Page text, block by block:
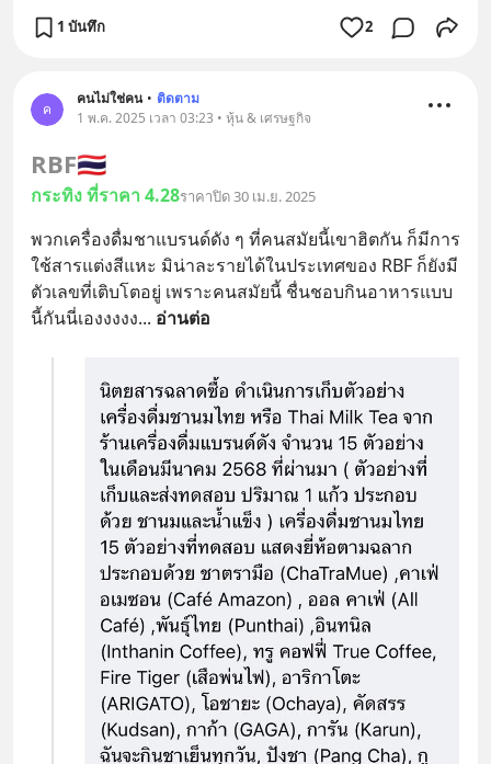
1 บันทึก 2
ค
คนไม่ใช่คน • ติดตาม
1 พ.ค. 2025 เวลา 03:23 • หุ้น & เศรษฐกิจ
RBF🇹🇭
กระทิง ที่ราคา 4.28ราคาปิด 30 เม.ย. 2025
พวกเครื่องดื่มชาแบรนด์ดัง ๆ ที่คนสมัยนี้เขาฮิตกัน ก็มีการ
ใช้สารแต่งสีแหะ มิน่าละรายได้ในประเทศของ RBF ก็ยังมี
ตัวเลขที่เติบโตอยู่ เพราะคนสมัยนี้ ชื่นชอบกินอาหารแบบ
นี้กันนี่เองงงงง... อ่านต่อ